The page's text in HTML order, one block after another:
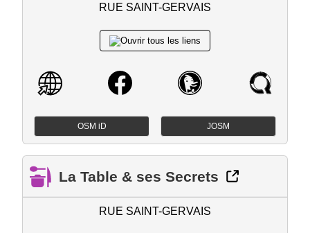
RUE SAINT-GERVAIS
OSM iD JOSM
La Table & ses Secrets
RUE SAINT-GERVAIS